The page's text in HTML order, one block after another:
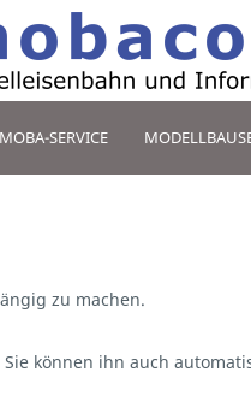
MOBA-SERVICE
zu machen.
können ihn auch